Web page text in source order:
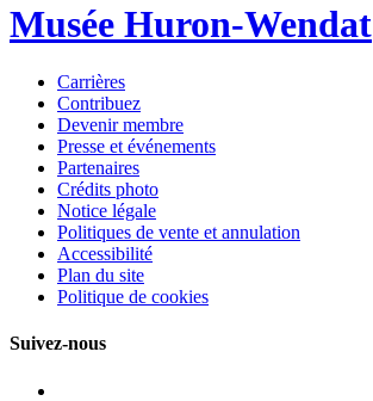
Musée Huron-Wendat
Carrières
Contribuez
Devenir membre
Presse et événements
Partenaires
Crédits photo
Notice légale
Politiques de vente et annulation
Accessibilité
Plan du site
Politique de cookies
Suivez-nous